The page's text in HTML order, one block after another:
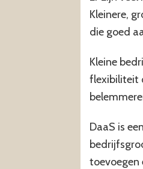
Kleinere,
die goed
Kleine
flexibiliteit
DaaS is
toevoegen